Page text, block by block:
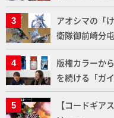
りに!!【試し
アオシマの「
衛隊御前崎分
た「おまねこ
通常版の2ライ
版権カラーか
を続ける「ガ
ー塗料の未来
【コードギア